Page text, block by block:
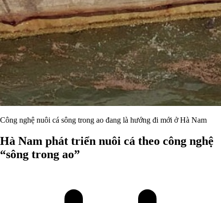
Công nghệ nuôi cá sông trong ao đang là hướng đi mới ở Hà Nam
Hà Nam phát triển nuôi cá theo công nghệ
“sông trong ao”